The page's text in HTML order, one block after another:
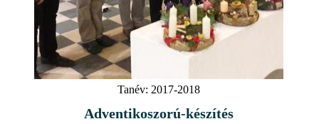
Tanév: 2017-2018
Adventikoszorú-készítés